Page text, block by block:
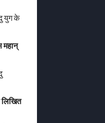
युग के
महान्
लिखित